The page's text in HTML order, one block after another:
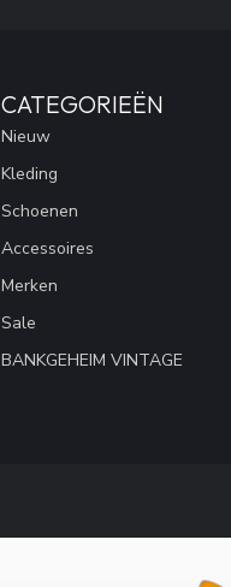
CATEGORIEËN
Nieuw
Kleding
Schoenen
Accessoires
Merken
Sale
BANKGEHEIM VINTAGE